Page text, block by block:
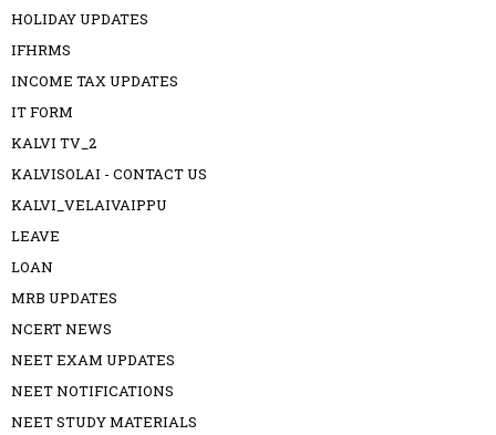
HOLIDAY UPDATES
IFHRMS
INCOME TAX UPDATES
IT FORM
KALVI TV_2
KALVISOLAI - CONTACT US
KALVI_VELAIVAIPPU
LEAVE
LOAN
MRB UPDATES
NCERT NEWS
NEET EXAM UPDATES
NEET NOTIFICATIONS
NEET STUDY MATERIALS